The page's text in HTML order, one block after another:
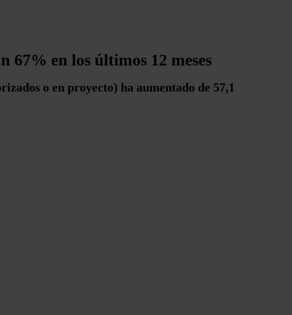
67% en los últimos 12 meses
o en proyecto) ha aumentado de 57,1